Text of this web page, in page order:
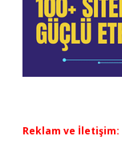
Reklam ve İletişim: